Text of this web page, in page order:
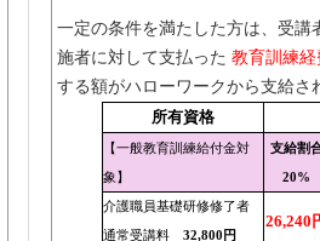
医療的
ケア
予定
②
8月21日
(金)
予定
人吉市カ
ルチャー
パ
地図等
人吉市カ
ルチャー
パ
ルチャー
パ
地図等
一定の条件を満たした方は、受講
施者に対して支払った 教育訓練
する額がハローワークから支給さ
所有資格
【一般教育訓練給付金対
象】
支給割
20%
介護職員基礎研修修了者
通常受講料 32,800円
26,240